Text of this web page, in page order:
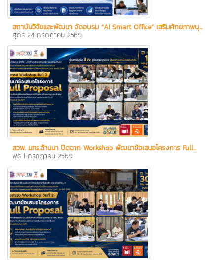
สถาบันวิจัยและพัฒนา จัดอบรม “AI Smart Office” เสริมศักยภาพบุ...
ศุกร์ 24 กรกฎาคม 2569
สวพ. มทร.ล้านนา ปิดฉาก Workshop พัฒนาข้อเสนอโครงการ Full...
พุธ 1 กรกฎาคม 2569